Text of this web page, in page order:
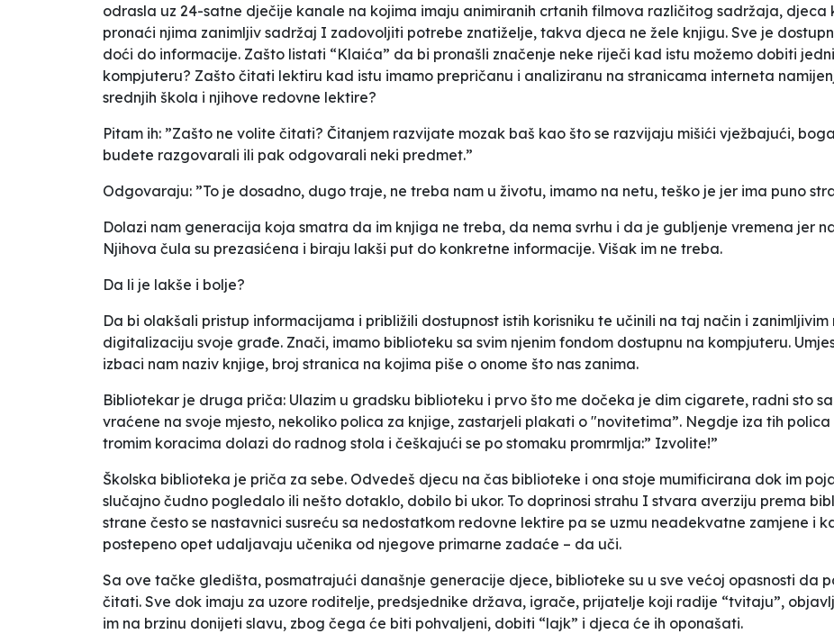
odrasla uz 24-satne dječije kanale na kojima imaju animiranih crtanih filmova različitog sadržaja, djeca
pronaći njima zanimljiv sadržaj I zadovoljiti potrebe znatiželje, takva djeca ne žele knjigu. Sve je
doći do informacije. Zašto listati “Klaića” da bi pronašli značenje neke riječi kad istu možemo dobiti
kompjuteru? Zašto čitati lektiru kad istu imamo prepričanu i analiziranu na stranicama interneta
srednjih škola i njihove redovne lektire?
Pitam ih: ”Zašto ne volite čitati? Čitanjem razvijate mozak baš kao što se razvijaju mišići vježbajući,
budete razgovarali ili pak odgovarali neki predmet.”
Odgovaraju: ”To je dosadno, dugo traje, ne treba nam u životu, imamo na netu, teško je jer ima puno
Dolazi nam generacija koja smatra da im knjiga ne treba, da nema svrhu i da je gubljenje vremena jer
Njihova čula su prezasićena i biraju lakši put do konkretne informacije. Višak im ne treba.
Da li je lakše i bolje?
Da bi olakšali pristup informacijama i približili dostupnost istih korisniku te učinili na taj način i
digitalizaciju svoje građe. Znači, imamo biblioteku sa svim njenim fondom dostupnu na kompjuteru.
izbaci nam naziv knjige, broj stranica na kojima piše o onome što nas zanima.
Bibliotekar je druga priča: Ulazim u gradsku biblioteku i prvo što me dočeka je dim cigarete, radni sto
vraćene na svoje mjesto, nekoliko polica za knjige, zastarjeli plakati o "novitetima”. Negdje iza tih
tromim koracima dolazi do radnog stola i češkajući se po stomaku promrmlja:” Izvolite!”
Školska biblioteka je priča za sebe. Odvedeš djecu na čas biblioteke i ona stoje mumificirana dok im
slučajno čudno pogledalo ili nešto dotaklo, dobilo bi ukor. To doprinosi strahu I stvara averziju prema
strane često se nastavnici susreću sa nedostatkom redovne lektire pa se uzmu neadekvatne zamjene i
postepeno opet udaljavaju učenika od njegove primarne zadaće – da uči.
Sa ove tačke gledišta, posmatrajući današnje generacije djece, biblioteke su u sve većoj opasnosti da
čitati. Sve dok imaju za uzore roditelje, predsjednike država, igrače, prijatelje koji radije “tvitaju”,
im na brzinu donijeti slavu, zbog čega će biti pohvaljeni, dobiti “lajk” i djeca će ih oponašati.